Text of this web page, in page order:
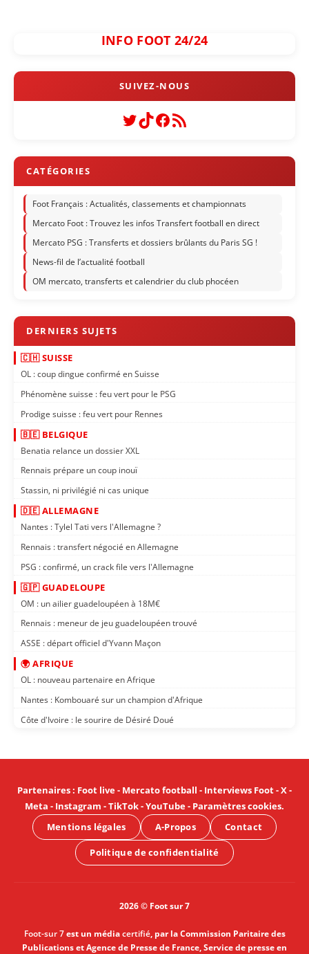
INFO FOOT 24/24
Twitter
TikTok
Facebook
Flux RSS
Foot Français : Actualités, classements et championnats
Mercato Foot : Trouvez les infos Transfert football en direct
Mercato PSG : Transferts et dossiers brûlants du Paris SG !
News-fil de l’actualité football
OM mercato, transferts et calendrier du club phocéen
🇨🇭 SUISSE
OL : coup dingue confirmé en Suisse
Phénomène suisse : feu vert pour le PSG
Prodige suisse : feu vert pour Rennes
🇧🇪 BELGIQUE
Benatia relance un dossier XXL
Rennais prépare un coup inouï
Stassin, ni privilégié ni cas unique
🇩🇪 ALLEMAGNE
Nantes : Tylel Tati vers l'Allemagne ?
Rennais : transfert négocié en Allemagne
PSG : confirmé, un crack file vers l'Allemagne
🇬🇵 GUADELOUPE
OM : un ailier guadeloupéen à 18M€
Rennais : meneur de jeu guadeloupéen trouvé
ASSE : départ officiel d'Yvann Maçon
🌍 AFRIQUE
OL : nouveau partenaire en Afrique
Nantes : Kombouaré sur un champion d'Afrique
Côte d'Ivoire : le sourire de Désiré Doué
Partenaires: Foot live- Mercato football - Interviews Foot-X-
Meta - Instagram -TikTok-YouTube- Paramètres cookies.
Mentions légales
A-Propos Contact
Politique de confidentialité
2026 © Foot sur 7
Foot-sur 7est un médiacertifié, par la Commission Paritaire des
Publications et Agence de Presse de France, Service de presse en